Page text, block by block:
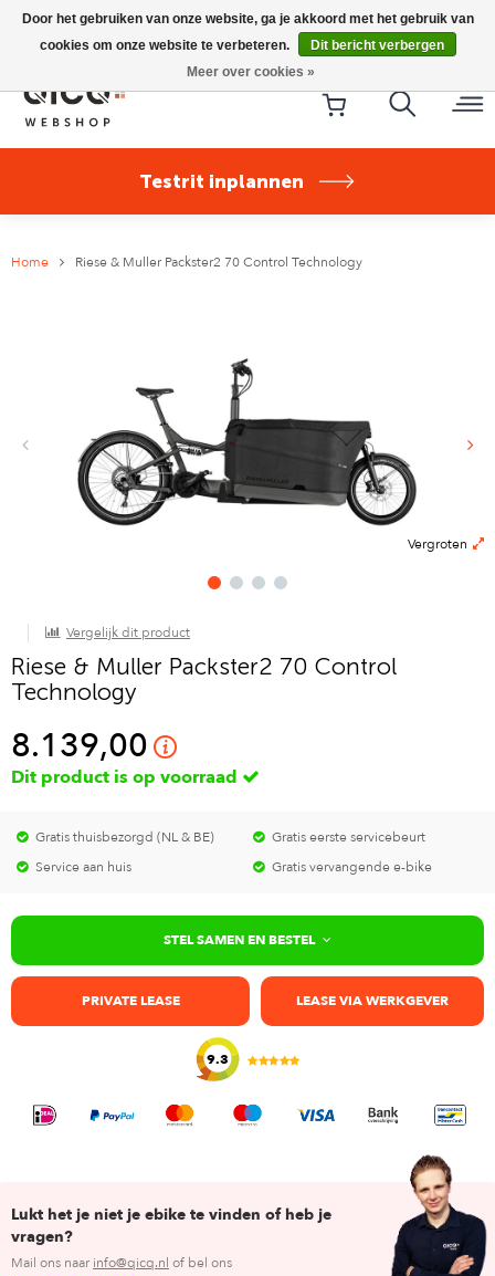
Riese & Müller Nevo5 Silent Core nu direct uit voorraad
leverbaar!
Testrit inplannen
Home Riese & Muller Packster2 70 Control Technology
Vergroten
Vergelijk dit product
Riese & Muller Packster2 70 Control
Technology
8.139,00
Dit product is op voorraad
Gratis thuisbezorgd (NL & BE)
Gratis eerste servicebeurt
Service aan huis
Gratis vervangende e-bike
STEL SAMEN EN BESTEL
PRIVATE LEASE LEASE VIA WERKGEVER
9.3
Lukt het je niet je ebike te vinden of heb je
vragen?
Mail ons naar info@qicq.nl of bel ons
Door het gebruiken van onze website, ga je akkoord met het gebruik van
cookies om onze website te verbeteren.
Dit bericht verbergen
Meer over cookies »